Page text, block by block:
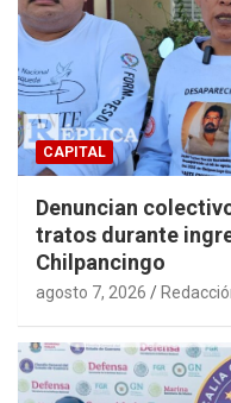
CAPITAL
Denuncian
tratos durante
Chilpancingo
agosto 7, 2026